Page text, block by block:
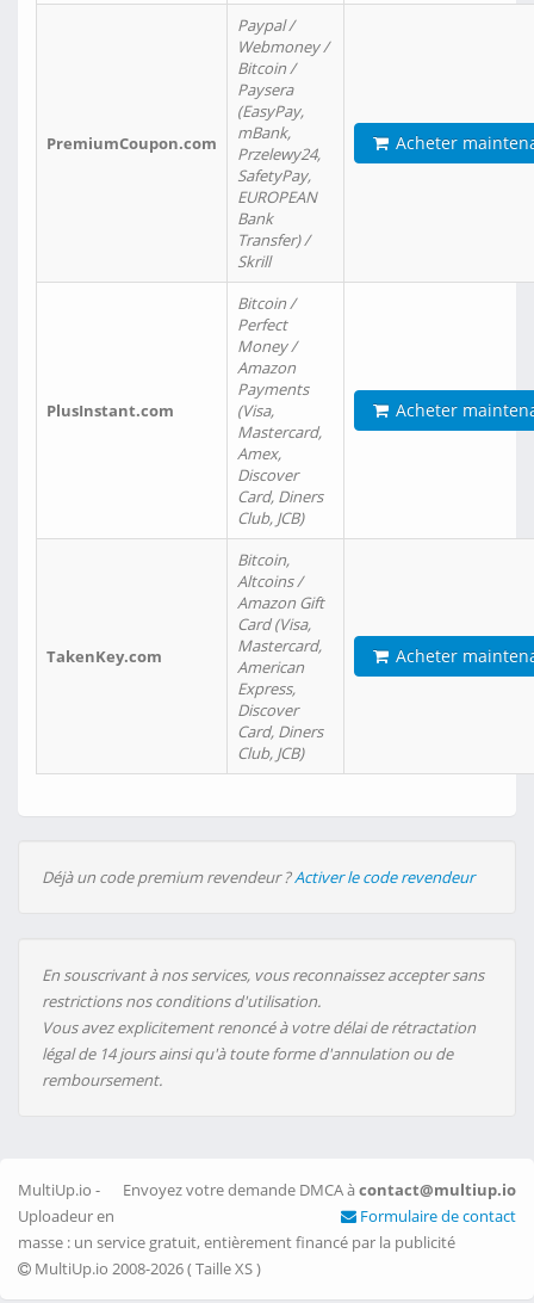
PremiumCoupon.com
Paypal /
Webmoney /
Bitcoin /
Paysera
(EasyPay,
mBank,
Przelewy24,
SafetyPay,
EUROPEAN
Bank
Transfer) /
Skrill
Acheter
PlusInstant.com
Bitcoin /
Perfect
Money /
Amazon
Payments
(Visa,
Mastercard,
Amex,
Discover
Card, Diners
Club, JCB)
Acheter
TakenKey.com
Bitcoin,
Altcoins /
Amazon Gift
Card (Visa,
Mastercard,
American
Express,
Discover
Card, Diners
Club, JCB)
Acheter
Déjà un code premium revendeur ?Activer le code revendeur
En souscrivant à nos services, vous reconnaissez accepter sans
restrictions nos conditions d'utilisation.
Vous avez explicitement renoncé à votre délai de rétractation
légal de 14 jours ainsi qu'à toute forme d'annulation ou de
remboursement.
Envoyez votre demande DMCA àcontact@multiup.io
Formulaire de contact
MultiUp.io -
Uploadeur en
masse : un service gratuit, entièrement financé par la publicité
MultiUp.io 2008-2026 ( Taille XS)